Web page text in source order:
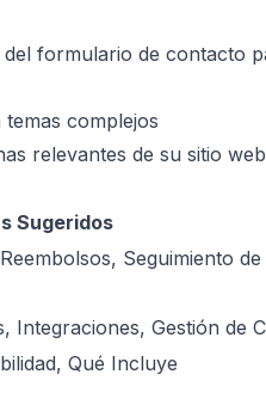
formulario de contacto
complejos
relevantes de su sitio web
Sugeridos
Seguimiento de
Integraciones, Gestión de
Qué Incluye